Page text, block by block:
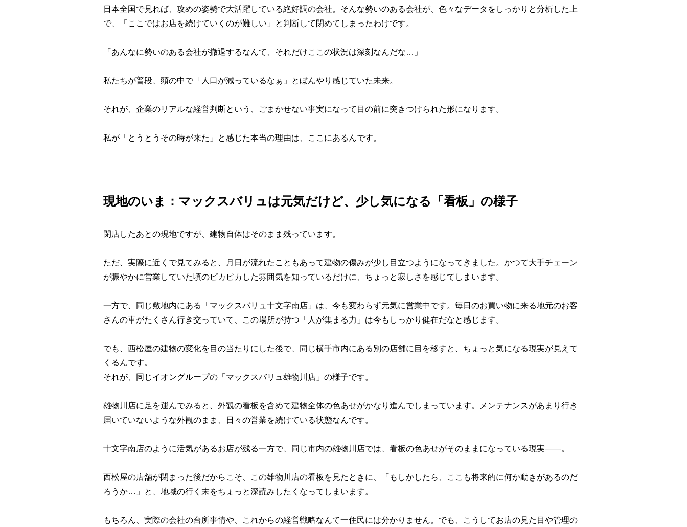
日本全国で見れば、攻めの姿勢で大活躍している絶好調の会社。そんな勢いのある会社が、色々なデータをしっかりと分析した上
で、「ここではお店を続けていくのが難しい」と判断して閉めてしまったわけです。
「あんなに勢いのある会社が撤退するなんて、それだけここの状況は深刻なんだな…」
私たちが普段、頭の中で「人口が減っているなぁ」とぼんやり感じていた未来。
それが、企業のリアルな経営判断という、ごまかせない事実になって目の前に突きつけられた形になります。
私が「とうとうその時が来た」と感じた本当の理由は、ここにあるんです。
現地のいま：マックスバリュは元気だけど、少し気になる「看板」の様子
閉店したあとの現地ですが、建物自体はそのまま残っています。
ただ、実際に近くで見てみると、月日が流れたこともあって建物の傷みが少し目立つようになってきました。かつて大手チェーン
が賑やかに営業していた頃のピカピカした雰囲気を知っているだけに、ちょっと寂しさを感じてしまいます。
一方で、同じ敷地内にある「マックスバリュ十文字南店」は、今も変わらず元気に営業中です。毎日のお買い物に来る地元のお客
さんの車がたくさん行き交っていて、この場所が持つ「人が集まる力」は今もしっかり健在だなと感じます。
でも、西松屋の建物の変化を目の当たりにした後で、同じ横手市内にある別の店舗に目を移すと、ちょっと気になる現実が見えて
くるんです。
それが、同じイオングループの「マックスバリュ雄物川店」の様子です。
雄物川店に足を運んでみると、外観の看板を含めて建物全体の色あせがかなり進んでしまっています。メンテナンスがあまり行き
届いていないような外観のまま、日々の営業を続けている状態なんです。
十文字南店のように活気があるお店が残る一方で、同じ市内の雄物川店では、看板の色あせがそのままになっている現実——。
西松屋の店舗が閉まった後だからこそ、この雄物川店の看板を見たときに、「もしかしたら、ここも将来的に何か動きがあるのだ
ろうか…」と、地域の行く末をちょっと深読みしたくなってしまいます。
もちろん、実際の会社の台所事情や、これからの経営戦略なんて一住民には分かりません。でも、こうしてお店の見た目や管理の